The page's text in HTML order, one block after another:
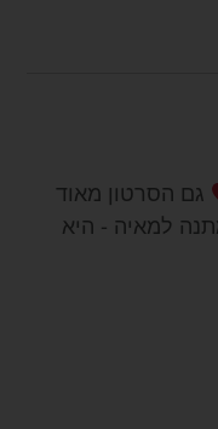
גם הסרטון מאוד
למאיה - היא